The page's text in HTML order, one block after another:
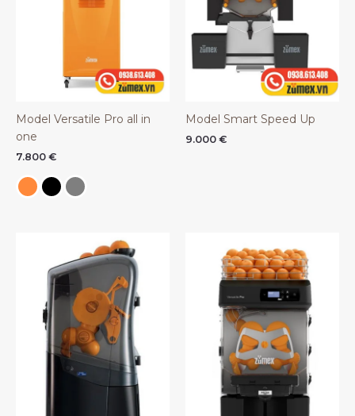
Model Versatile Pro all in
one
7.800 €
Model Smart Speed Up
9.000 €